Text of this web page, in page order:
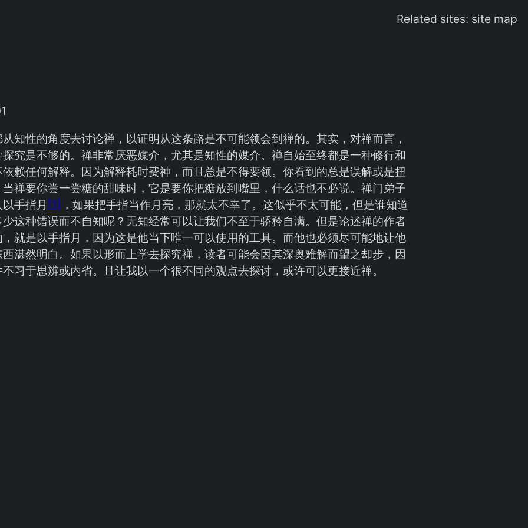
Related sites: site map
知性的角度去讨论禅，以证明从这条路是不可能领会到禅的。其实，对禅而言，
究是不够的。禅非常厌恶媒介，尤其是知性的媒介。禅自始至终都是一种修行和
赖任何解释。因为解释耗时费神，而且总是不得要领。你看到的总是误解或是扭
禅要你尝一尝糖的甜味时，它是要你把糖放到嘴里，什么话也不必说。禅门弟子
手指月 [1] ，如果把手指当作月亮，那就太不幸了。这似乎不太可能，但是谁知道
这种错误而不自知呢？无知经常可以让我们不至于骄矜自满。但是论述禅的作者
就是以手指月，因为这是他当下唯一可以使用的工具。而他也必须尽可能地让他
湛然明白。如果以形而上学去探究禅，读者可能会因其深奥难解而望之却步，因
习于思辨或内省。且让我以一个很不同的观点去探讨，或许可以更接近禅。